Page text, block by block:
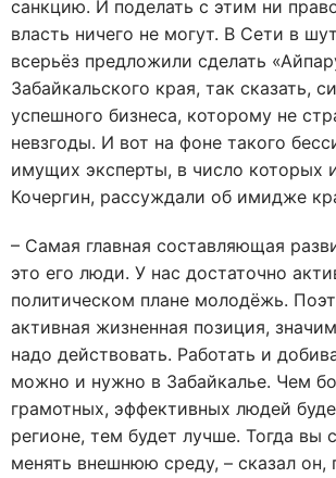
санкцию. И поделать с этим ни
власть ничего не могут. В Сети в
всерьёз предложили сделать
Забайкальского края, так сказать,
успешного бизнеса, которому не
невзгоды. И вот на фоне такого
имущих эксперты, в число которых
Кочергин, рассуждали об имидже
– Самая главная составляющая
это его люди. У нас достаточно
политическом плане молодёжь.
активная жизненная позиция,
надо действовать. Работать и
можно и нужно в Забайкалье. Чем
грамотных, эффективных людей
регионе, тем будет лучше. Тогда вы
менять внешнюю среду, – сказал он,